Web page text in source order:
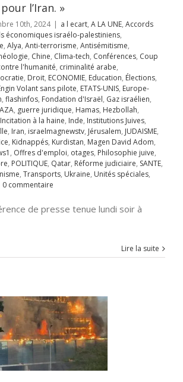
l’Iran. »
10th, 2024 | a l ecart, A LA UNE, Accords
économiques israélo-palestiniens,
, Alya, Anti-terrorisme, Antisémitisme,
, Chine, Clima-tech, Conférences, Coup
l'humanité, criminalité arabe,
, Droit, ECONOMIE, Education, Élections,
Volant sans pilote, ETATS-UNIS, Europe-
, flashinfos, Fondation d'Israël, Gaz israélien,
, guerre juridique, Hamas, Hezbollah,
Incitation à la haine, Inde, Institutions Juives,
, Iran, israelmagnewstv, Jérusalem, JUDAISME,
, Kidnappés, Kurdistan, Magen David Adom,
, Offres d'emploi, otages, Philosophie juive,
, POLITIQUE, Qatar, Réforme judiciaire, SANTE,
, Transports, Ukraine, Unités spéciales,
0 commentaire
de presse tenue lundi soir à
Lire la suite